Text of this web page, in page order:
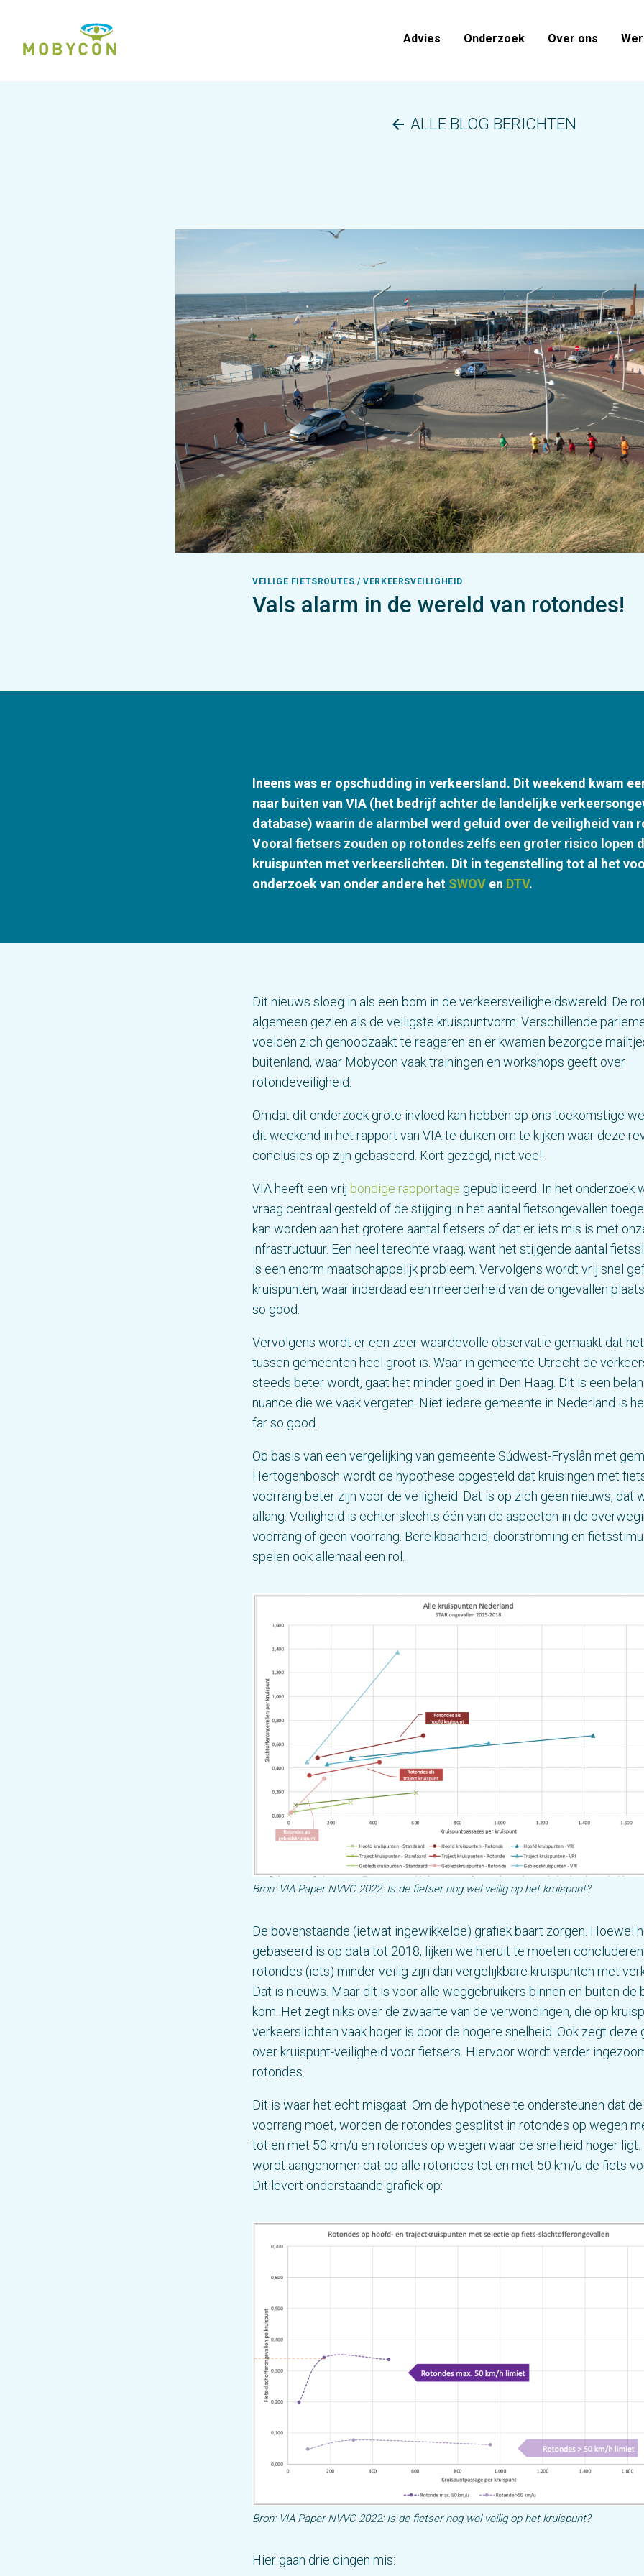
Advies Onderzoek Over ons
arrow_back ALLE BLOG BERICHTEN
VEILIGE FIETSROUTES / VERKEERSVEILIGHEID
Vals alarm in de wereld van rotondes!
Ineens was er opschudding in verkeersland. Dit weekend kwam
naar buiten van VIA (het bedrijf achter de landelijke
database) waarin de alarmbel werd geluid over de veiligheid van
Vooral fietsers zouden op rotondes zelfs een groter risico lopen
kruispunten met verkeerslichten. Dit in tegenstelling tot al het
onderzoek van onder andere het SWOV en DTV.
Dit nieuws sloeg in als een bom in de verkeersveiligheidswereld. De
algemeen gezien als de veiligste kruispuntvorm. Verschillende
voelden zich genoodzaakt te reageren en er kwamen bezorgde
buitenland, waar Mobycon vaak trainingen en workshops geeft over
rotondeveiligheid.
Omdat dit onderzoek grote invloed kan hebben op ons toekomstige
dit weekend in het rapport van VIA te duiken om te kijken waar deze
conclusies op zijn gebaseerd. Kort gezegd, niet veel.
VIA heeft een vrij bondige rapportage gepubliceerd. In het onderzoek
vraag centraal gesteld of de stijging in het aantal fietsongevallen
kan worden aan het grotere aantal fietsers of dat er iets mis is met
infrastructuur. Een heel terechte vraag, want het stijgende aantal
is een enorm maatschappelijk probleem. Vervolgens wordt vrij snel
kruispunten, waar inderdaad een meerderheid van de ongevallen
so good.
Vervolgens wordt er een zeer waardevolle observatie gemaakt dat
tussen gemeenten heel groot is. Waar in gemeente Utrecht de
steeds beter wordt, gaat het minder goed in Den Haag. Dit is een
nuance die we vaak vergeten. Niet iedere gemeente in Nederland is
far so good.
Op basis van een vergelijking van gemeente Súdwest-Fryslân met
Hertogenbosch wordt de hypothese opgesteld dat kruisingen met
voorrang beter zijn voor de veiligheid. Dat is op zich geen nieuws, dat
allang. Veiligheid is echter slechts één van de aspecten in de
voorrang of geen voorrang. Bereikbaarheid, doorstroming en
spelen ook allemaal een rol.
Bron: VIA Paper NVVC 2022: Is de fietser nog wel veilig op het kruispunt?
De bovenstaande (ietwat ingewikkelde) grafiek baart zorgen. Hoewel
gebaseerd is op data tot 2018, lijken we hieruit te moeten
rotondes (iets) minder veilig zijn dan vergelijkbare kruispunten met
Dat is nieuws. Maar dit is voor alle weggebruikers binnen en buiten de
kom. Het zegt niks over de zwaarte van de verwondingen, die op
verkeerslichten vaak hoger is door de hogere snelheid. Ook zegt deze
over kruispunt-veiligheid voor fietsers. Hiervoor wordt verder
rotondes.
Dit is waar het echt misgaat. Om de hypothese te ondersteunen dat
voorrang moet, worden de rotondes gesplitst in rotondes op wegen
tot en met 50 km/u en rotondes op wegen waar de snelheid hoger ligt.
wordt aangenomen dat op alle rotondes tot en met 50 km/u de fiets
Dit levert onderstaande grafiek op:
Bron: VIA Paper NVVC 2022: Is de fietser nog wel veilig op het kruispunt?
Hier gaan drie dingen mis: